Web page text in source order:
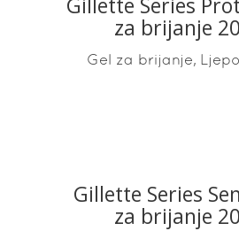
READ
za brijanje
Gel za brijanje,
READ MORE
Gillette Series
za brijanje